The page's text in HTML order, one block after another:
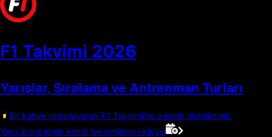
F1 Takvimi 2026
Yarışlar, Sıralama ve Antrenman Turları
Bir kahve ısmarlayarak F1 Takvimi'ne destek olabilirsiniz.
Yarış programını kendi takviminize ekleyin